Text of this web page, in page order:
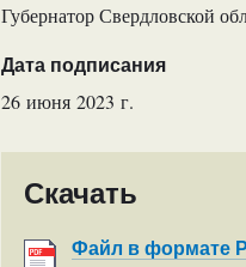
Губернатор Свердловской
Дата подписания
26 июня 2023 г.
Скачать
Файл в формате